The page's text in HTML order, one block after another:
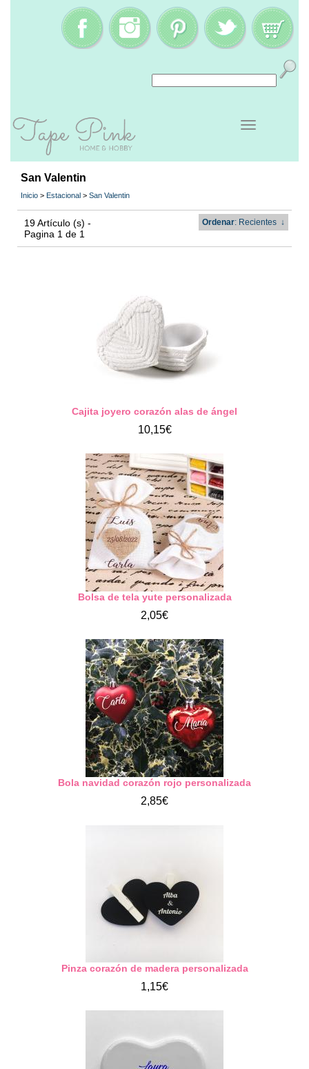
San Valentin
Inicio > Estacional > San Valentin
19 Artículo (s) -
Pagina 1 de 1
Ordenar: Recientes↓
Cajita joyero corazón alas de ángel
10,15€
Bolsa de tela yute personalizada
2,05€
Bola navidad corazón rojo personalizada
2,85€
Pinza corazón de madera personalizada
1,15€